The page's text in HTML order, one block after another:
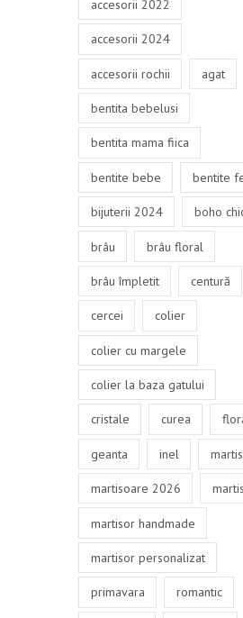
accesorii 2022
accesorii 2024
accesorii rochii agat
bentita bebelusi
bentita mama fiica
bentite bebe bentite
bijuterii 2024 boho
brâu brâu floral
brâu împletit centură
cercei colier
colier cu margele
colier la baza gatului
cristale curea
geanta inel
martisoare 2026
martisor handmade
martisor personalizat
primavara romantic